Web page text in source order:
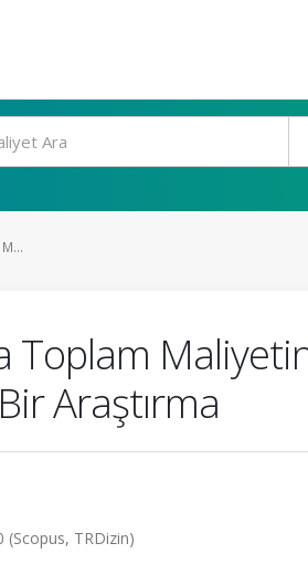
Toplam
Araştırma
(Scopus, TRDizin)